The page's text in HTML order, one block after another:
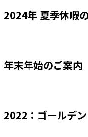
2024年 夏季休暇
年末年始のご案内
2022：ゴールデ